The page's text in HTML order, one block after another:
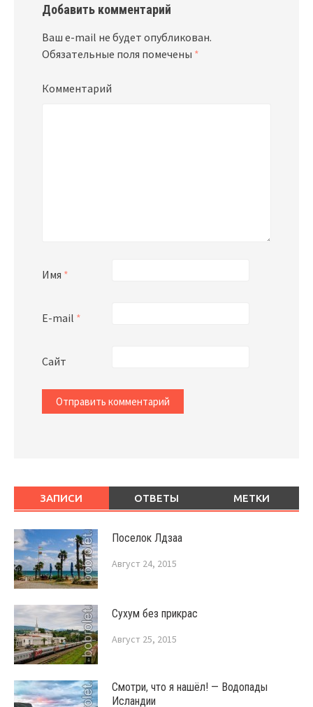
Добавить комментарий
Ваш e-mail не будет опубликован.
Обязательные поля помечены *
Комментарий
Имя *
E-mail *
Сайт
ЗАПИСИ ОТВЕТЫ МЕТКИ
Поселок Лдзаа
Август 24, 2015
Сухум без прикрас
Август 25, 2015
Смотри, что я нашёл! — Водопады
Исландии